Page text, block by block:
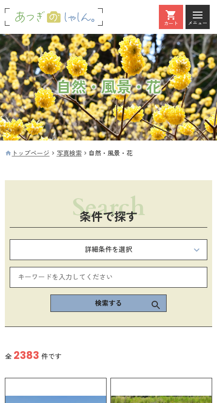
カート
カート メニュー
自然・風景・花
トップページ 写真検索 自然・風景・花
条件で探す
詳細条件を選択
検索する
全 2383 件です